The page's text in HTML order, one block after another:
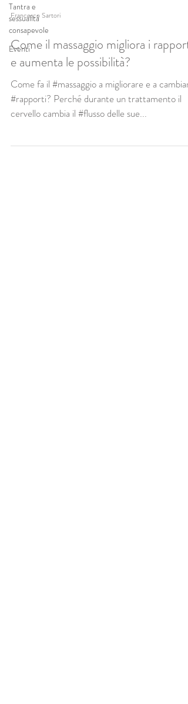
Tantra e
sessualità
consapevole
Eventi
Francesco Sartori
Come il massaggio migliora i rapporti
e aumenta le possibilità?
Come fa il #massaggio a migliorare e a
#rapporti? Perché durante un trattamento il
cervello cambia il #flusso delle sue...